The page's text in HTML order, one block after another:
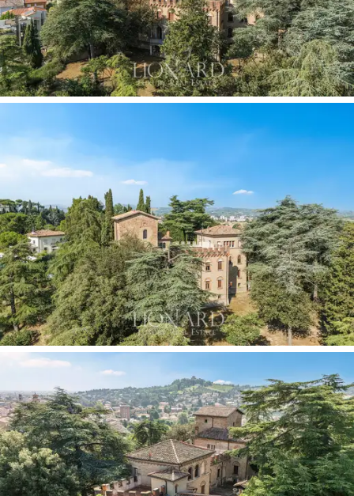
今天待售的这座物业建于19世纪末，建立在切塞
纳中世纪堡垒的基础上。现有结构呈现出折衷主
义的外观，是经历了时间变迁和战后修复的结
果。
别墅内部提供广泛的个性化潜力。物业分布在五
层楼上，目前被分为四个独立公寓。总面积超过
900平方米，包括14个房间、4个厨房和7个浴室，
使得空间灵活实用。上层设有宽敞的客厅，提供
全景视野，而卧室和书房则提供舒适的私人空
间。在修复和保护性修复项目中，已为安装电
梯、改造古塔和现代化窗户预留了位置，同时进
行水、电、暖气和卫生设施的升级。
一个超过2000平方米的迷人花园，被古树遮荫，
欢迎来访者进入。三楼的两个宽敞露台提供了壮
观的全景：一个23平方米的露台俯瞰城墙，另一
个100平方米的露台则可看到延伸至海洋的景色。
物业还包括可用于停车或娱乐活动的区域，使其
成为希望生活在历史与自然中，或发展高端接待